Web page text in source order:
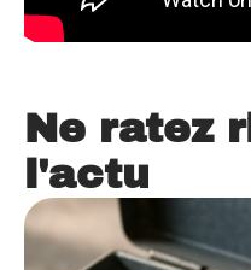
Ne ratez
l'actu